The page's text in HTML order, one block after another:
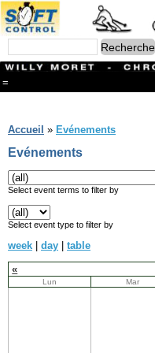
=
Branches
CONTACT
Ski ALPIN
Triathlon
Ski Nordique
Courses à pieds
Athlétisme
Slalom In-Line
Caisse à savon
Coupe "Journal La Gruyère"
Accueil » Evénements
Evénements
Select event terms to filter by
Select event type to filter by
week | day | table
«
Lun Mar